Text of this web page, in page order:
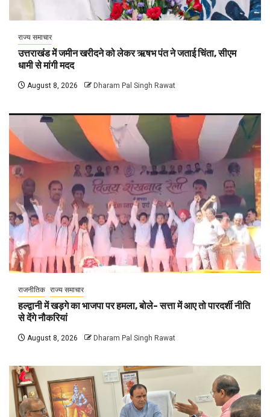
राज्य समाचार
उत्तराखंड में जमीन खरीदने को लेकर ऋषभ पंत ने जताई चिंता, सीएम
धामी से मांगी मदद
August 8, 2026 Dharam Pal Singh Rawat
राजनीतिक राज्य समाचार
हल्द्वानी में खड़गे का भाजपा पर हमला, बोले- सत्ता में आए तो पारदर्शी नीति
से देंगे नौकरियां
August 8, 2026 Dharam Pal Singh Rawat